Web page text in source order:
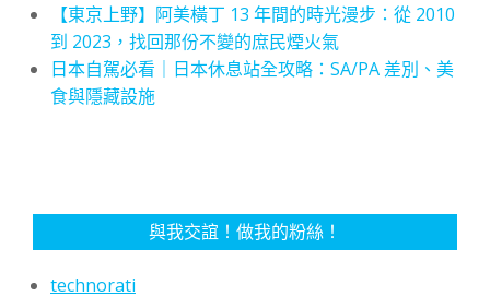
【東京上野】阿美橫丁 13 年間的時光漫步：從 2010
到 2023，找回那份不變的庶民煙火氣
日本自駕必看｜日本休息站全攻略：SA/PA 差別、美
食與隱藏設施
與我交誼！做我的粉絲！
technorati